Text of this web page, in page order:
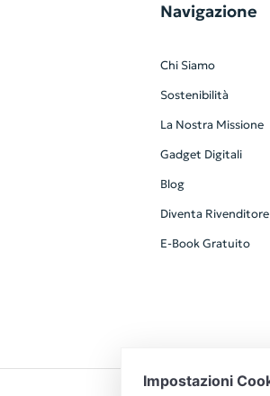
Navigazione
Chi Siamo
Sostenibilità
La Nostra Missione
Gadget Digitali
Blog
Diventa Rivenditore
E-Book Gratuito